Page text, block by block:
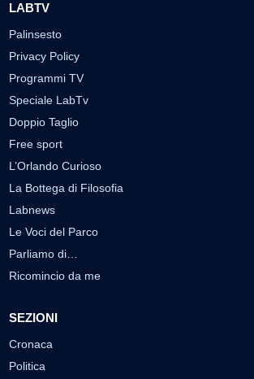
LABTV
Palinsesto
Privacy Policy
Programmi TV
Speciale LabTv
Doppio Taglio
Free sport
L’Orlando Curioso
La Bottega di Filosofia
Labnews
Le Voci del Parco
Parliamo di…
Ricomincio da me
SEZIONI
Cronaca
Politica